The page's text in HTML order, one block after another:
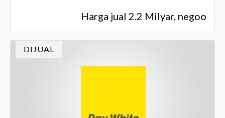
Harga jual 2.2 Milyar, negoo
DIJUAL